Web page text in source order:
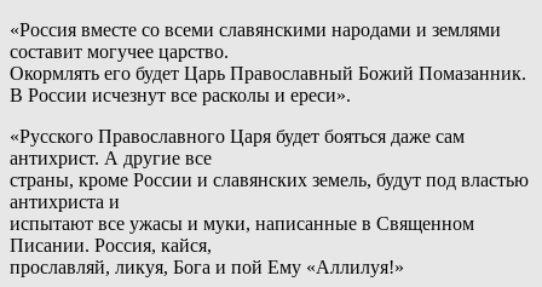
«Россия вместе со всеми славянскими народами и землями
составит могучее царство.
Окормлять его будет Царь Православный Божий Помазанник.
В России исчезнут все расколы и ереси».
«Русского Православного Царя будет бояться даже сам
антихрист. А другие все
страны, кроме России и славянских земель, будут под властью
антихриста и
испытают все ужасы и муки, написанные в Священном
Писании. Россия, кайся,
прославляй, ликуя, Бога и пой Ему «Аллилуя!»